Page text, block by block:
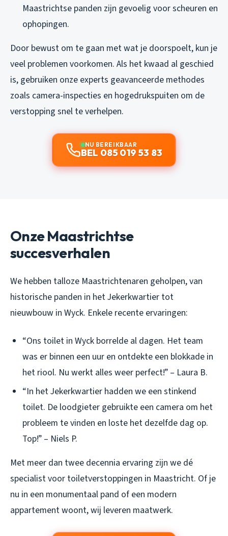
Maastrichtse panden zijn gevoelig voor scheuren en
ophopingen.
Door bewust om te gaan met wat je doorspoelt, kun je
veel problemen voorkomen. Als het kwaad al geschied
is, gebruiken onze experts geavanceerde methodes
zoals camera-inspecties en hogedrukspuiten om de
verstopping snel te verhelpen.
NU BEREIKBAAR
BEL 085 019 53 83
Onze Maastrichtse
succesverhalen
We hebben talloze Maastrichtenaren geholpen, van
historische panden in het Jekerkwartier tot
nieuwbouw in Wyck. Enkele recente ervaringen:
“Ons toilet in Wyck borrelde al dagen. Het team
was er binnen een uur en ontdekte een blokkade in
het riool. Nu werkt alles weer perfect!” – Laura B.
“In het Jekerkwartier hadden we een stinkend
toilet. De loodgieter gebruikte een camera om het
probleem te vinden en loste het dezelfde dag op.
Top!” – Niels P.
Met meer dan twee decennia ervaring zijn we dé
specialist voor toiletverstoppingen in Maastricht. Of je
nu in een monumentaal pand of een modern
appartement woont, wij leveren maatwerk.